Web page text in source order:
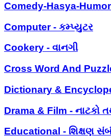
Comedy-Hasya-
Computer - કમ્પ્યુટર
Cookery - વાનગી
Cross Word And
Dictionary &
Drama & Film - નાટકો
Educational - શિક્ષણ